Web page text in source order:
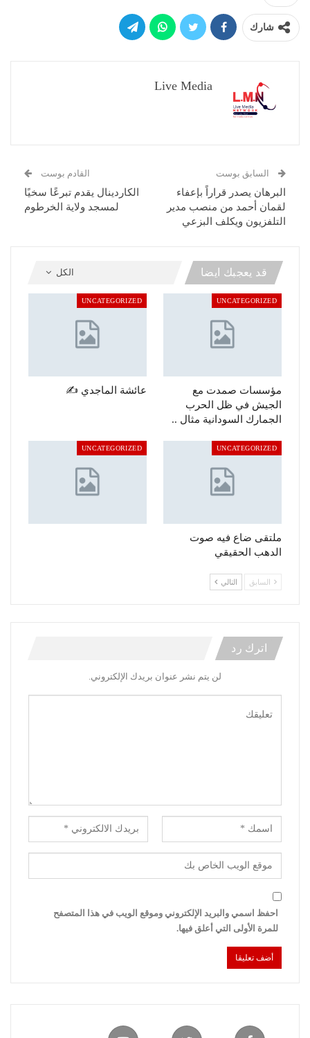
شارك
Live Media
السابق بوست
البرهان يصدر قراراً بإعفاء
لقمان أحمد من منصب مدير
التلفزيون ويكلف البزعي
القادم بوست
الكاردينال يقدم تبرعًا سخيًا
لمسجد ولاية الخرطوم
الكل قد يعجبك ايضا
UNCATEGORIZED
مؤسسات صمدت مع
الجيش في ظل الحرب
الجمارك السودانية مثال ..
UNCATEGORIZED
عائشة الماجدي ✍️
UNCATEGORIZED
ملتقى ضاع فيه صوت
الدهب الحقيقي
UNCATEGORIZED
السابق التالي
اترك رد
لن يتم نشر عنوان بريدك الإلكتروني.
احفظ اسمي والبريد الإلكتروني وموقع الويب في هذا المتصفح
للمرة الأولى التي أعلق فيها.